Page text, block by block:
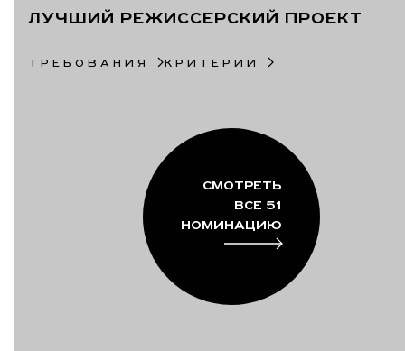
ЛУЧШИЙ РЕЖИССЕРСКИЙ ПРОЕКТ
ТРЕБОВАНИЯ КРИТЕРИИ
СМОТРЕТЬ
ВСЕ 51
НОМИНАЦИЮ